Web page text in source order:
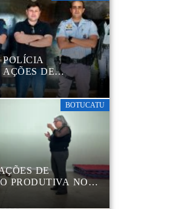
DE
NO TRÂNSITO
BOTUCATU
DE
PRODUTIVA NO